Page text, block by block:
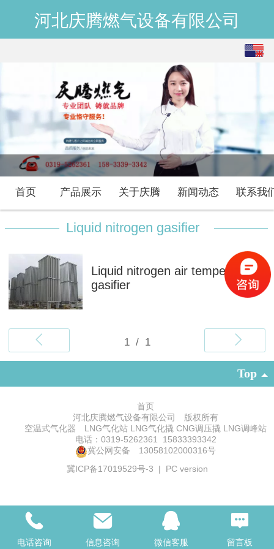
河北庆腾燃气设备有限公司
首页 产品展示 关于庆腾 新闻动态 联系我
Liquid nitrogen gasifier
Liquid nitrogen air temperature
gasifier
Top
首页
河北庆腾燃气设备有限公司 版权所有
空温式气化器 LNG气化站 LNG气化撬 CNG调压撬 LNG调峰站
电话：0319-5262361 15833393342
冀公网安备 13058102000316号
冀ICP备17019529号-3
| PC version
电话咨询 信息咨询 微信客服 留言板